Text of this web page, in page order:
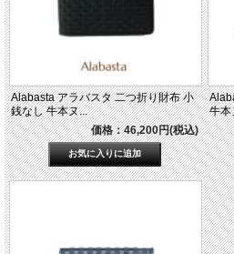
Alabasta アラバスタ 二つ折り財布 小
銭なし 牛本ヌ...
価格：46,200円(税込)
牛本